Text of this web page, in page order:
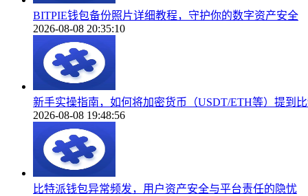
BITPIE钱包备份照片详细教程，守护你的数字资产安全
2026-08-08 20:35:10
新手实操指南，如何将加密货币（USDT/ETH等）提到
2026-08-08 19:48:56
比特派钱包异常频发，用户资产安全与平台责任的隐忧